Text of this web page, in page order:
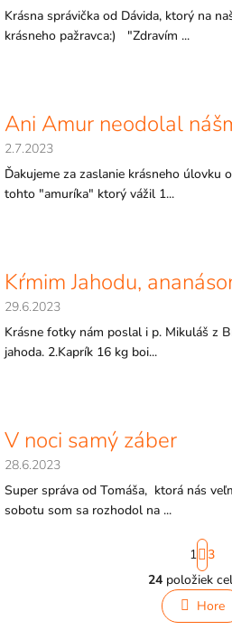
Krásna správička od Dávida, ktorý na
krásneho pažravca:) "Zdravím ...
Ani Amur neodolal
2.7.2023
Ďakujeme za zaslanie krásneho úlovku
tohto "amuríka" ktorý vážil 1...
Kŕmim Jahodu,
29.6.2023
Krásne fotky nám poslal i p. Mikuláš z
jahoda. 2.Kaprík 16 kg boi...
V noci samý záber
28.6.2023
Super správa od Tomáša, ktorá nás
sobotu som sa rozhodol na ...
O
v
l
S
t
r
á
n
k
1
3
24položiek
Hore